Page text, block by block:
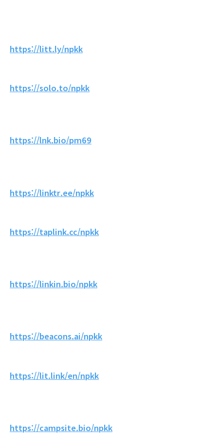
https://litt.ly/npkk
https://solo.to/npkk
https://lnk.bio/pm69
https://linktr.ee/npkk
https://taplink.cc/npkk
https://linkin.bio/npkk
https://beacons.ai/npkk
https://lit.link/en/npkk
https://campsite.bio/npkk